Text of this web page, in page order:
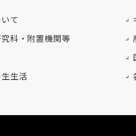
て
科・附置機関等
生活